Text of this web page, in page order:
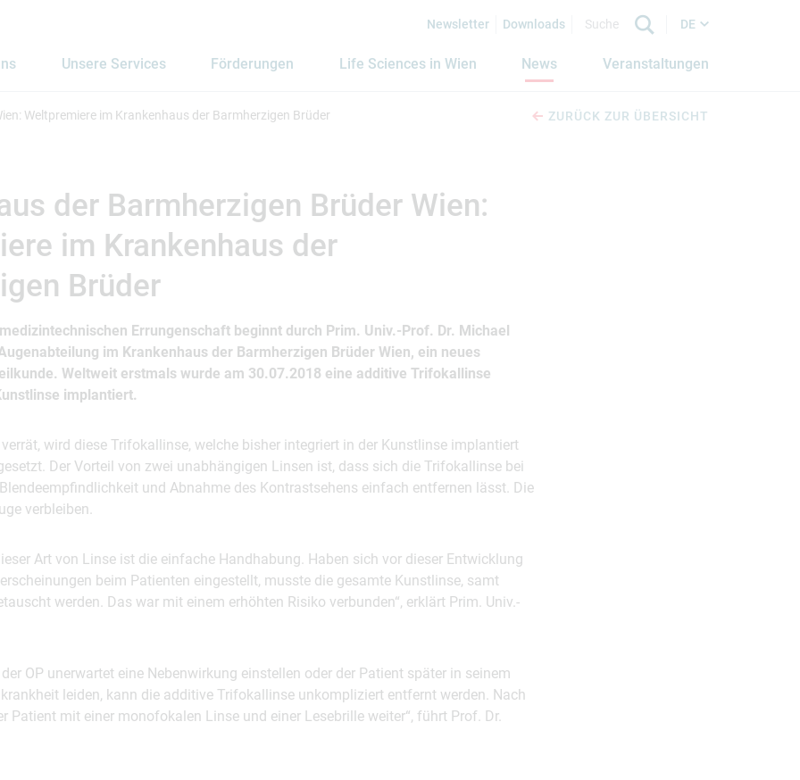
Newsletter Downloads DE
Unsere Services Förderungen Life Sciences in Wien News Veranstaltungen
Weltpremiere im Krankenhaus der Barmherzigen Brüder ZURÜCK ZUR ÜBERSICHT
der Barmherzigen Brüder Wien:
im Krankenhaus der
Brüder
Errungenschaft beginnt durch Prim. Univ.-Prof. Dr. Michael
im Krankenhaus der Barmherzigen Brüder Wien, ein neues
Weltweit erstmals wurde am 30.07.2018 eine additive Trifokallinse
implantiert.
wird diese Trifokallinse, welche bisher integriert in der Kunstlinse implantiert
Der Vorteil von zwei unabhängigen Linsen ist, dass sich die Trifokallinse bei
und Abnahme des Kontrastsehens einfach entfernen lässt. Die
verbleiben.
Art von Linse ist die einfache Handhabung. Haben sich vor dieser Entwicklung
beim Patienten eingestellt, musste die gesamte Kunstlinse, samt
werden. Das war mit einem erhöhten Risiko verbunden“, erklärt Prim. Univ.-
OP unerwartet eine Nebenwirkung einstellen oder der Patient später in seinem
leiden, kann die additive Trifokallinse unkompliziert entfernt werden. Nach
Patient mit einer monofokalen Linse und einer Lesebrille weiter“, führt Prof. Dr.